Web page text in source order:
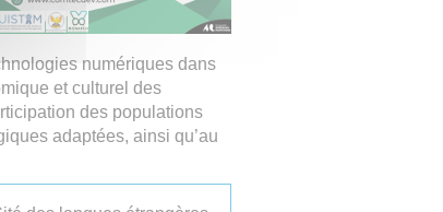
numériques dans
et culturel des
des populations
adaptées, ainsi qu’au